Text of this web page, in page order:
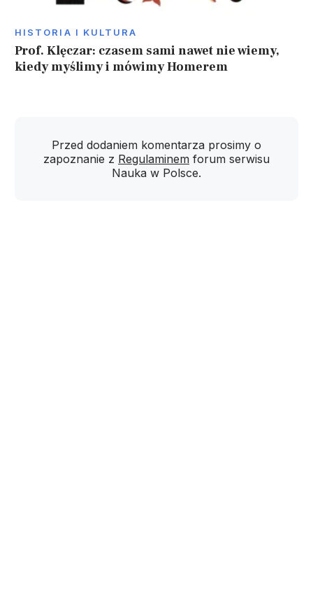
HISTORIA I KULTURA
Prof. Klęczar: czasem sami nawet nie wiemy,
kiedy myślimy i mówimy Homerem
Przed dodaniem komentarza prosimy o
zapoznanie z Regulaminem forum serwisu
Nauka w Polsce.